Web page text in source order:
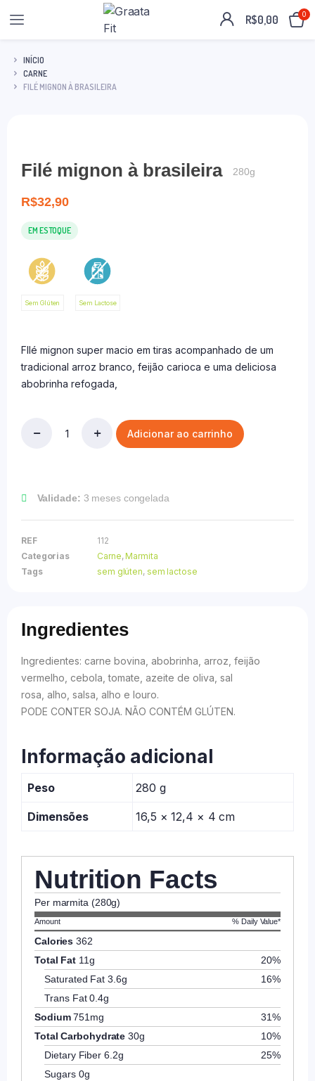
R$0,00 0
INÍCIO
CARNE
FILÉ MIGNON À BRASILEIRA
Filé mignon à brasileira 280g
R$32,90
EM ESTOQUE
Sem Glúten Sem Lactose
FIlé mignon super macio em tiras acompanhado de um
tradicional arroz branco, feijão carioca e uma deliciosa
abobrinha refogada,
Adicionar ao carrinho
Validade: 3 meses congelada
REF
112
Categorias
Carne,Marmita
Tags
sem glúten, sem lactose
Ingredientes
Ingredientes: carne bovina, abobrinha, arroz, feijão
vermelho, cebola, tomate, azeite de oliva, sal
rosa, alho, salsa, alho e louro.
PODE CONTER SOJA. NÃO CONTÉM GLÚTEN.
Informação adicional
Peso 280 g
Dimensões 16,5 × 12,4 × 4 cm
Nutrition Facts
Per marmita (280g)
Amount % Daily Value*
Calories362
Total Fat 11g
20%
Saturated Fat 3.6g
16%
Trans Fat0.4g
Sodium751mg
31%
Total Carbohydrate30g
10%
Dietary Fiber 6.2g
25%
Sugars 0g